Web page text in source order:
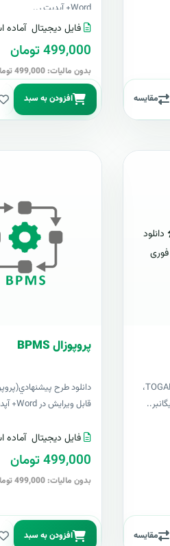
مقایسه
Word+ آپدیت ر..
فایل دیجیتال آماده
499,000 تومان
بدون مالیات: 499,000 تومان
افزودن به سبد
دانلود
فوری
دانلود طرح پيشنهادي(پروپوزال) کوبیت TOGAF،
مقایسه
پروپوزال BPMS
قابل ویرایش در Word+ آپدیت رایگانبرای اولی..
فایل دیجیتال آماده
499,000 تومان
بدون مالیات: 499,000 تومان
افزودن به سبد